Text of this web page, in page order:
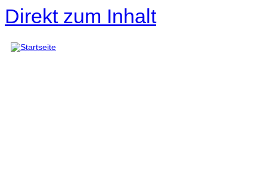
Direkt zum Inhalt